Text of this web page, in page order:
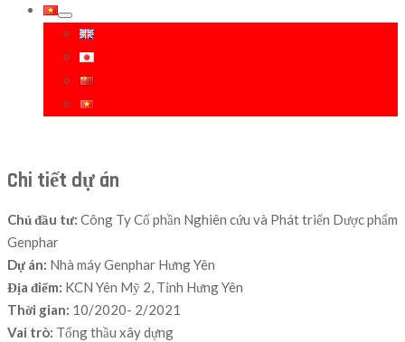
Chi tiết dự án
Chủ đầu tư: Công Ty Cổ phần Nghiên cứu và Phát triển Dược phẩm
Genphar
Dự án: Nhà máy Genphar Hưng Yên
Địa điểm: KCN Yên Mỹ 2, Tỉnh Hưng Yên
Thời gian: 10/2020- 2/2021
Vai trò: Tổng thầu xây dựng